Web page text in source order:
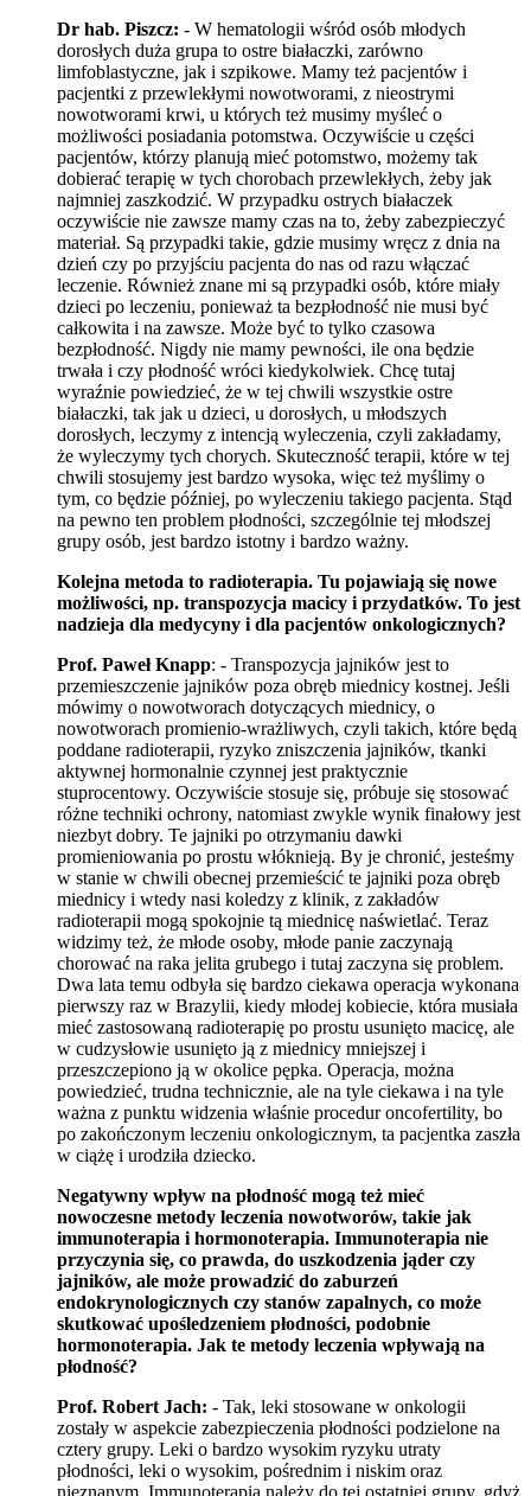
Dr hab. Piszcz: - W hematologii wśród osób młodych
dorosłych duża grupa to ostre białaczki, zarówno
limfoblastyczne, jak i szpikowe. Mamy też pacjentów i
pacjentki z przewlekłymi nowotworami, z nieostrymi
nowotworami krwi, u których też musimy myśleć o
możliwości posiadania potomstwa. Oczywiście u części
pacjentów, którzy planują mieć potomstwo, możemy tak
dobierać terapię w tych chorobach przewlekłych, żeby jak
najmniej zaszkodzić. W przypadku ostrych białaczek
oczywiście nie zawsze mamy czas na to, żeby zabezpieczyć
materiał. Są przypadki takie, gdzie musimy wręcz z dnia na
dzień czy po przyjściu pacjenta do nas od razu włączać
leczenie. Również znane mi są przypadki osób, które miały
dzieci po leczeniu, ponieważ ta bezpłodność nie musi być
całkowita i na zawsze. Może być to tylko czasowa
bezpłodność. Nigdy nie mamy pewności, ile ona będzie
trwała i czy płodność wróci kiedykolwiek. Chcę tutaj
wyraźnie powiedzieć, że w tej chwili wszystkie ostre
białaczki, tak jak u dzieci, u dorosłych, u młodszych
dorosłych, leczymy z intencją wyleczenia, czyli zakładamy,
że wyleczymy tych chorych. Skuteczność terapii, które w tej
chwili stosujemy jest bardzo wysoka, więc też myślimy o
tym, co będzie później, po wyleczeniu takiego pacjenta. Stąd
na pewno ten problem płodności, szczególnie tej młodszej
grupy osób, jest bardzo istotny i bardzo ważny.
Kolejna metoda to radioterapia. Tu pojawiają się nowe
możliwości, np. transpozycja macicy i przydatków. To jest
nadzieja dla medycyny i dla pacjentów onkologicznych?
Prof. Paweł Knapp: - Transpozycja jajników jest to
przemieszczenie jajników poza obręb miednicy kostnej. Jeśli
mówimy o nowotworach dotyczących miednicy, o
nowotworach promienio-wrażliwych, czyli takich, które będą
poddane radioterapii, ryzyko zniszczenia jajników, tkanki
aktywnej hormonalnie czynnej jest praktycznie
stuprocentowy. Oczywiście stosuje się, próbuje się stosować
różne techniki ochrony, natomiast zwykle wynik finałowy jest
niezbyt dobry. Te jajniki po otrzymaniu dawki
promieniowania po prostu włóknieją. By je chronić, jesteśmy
w stanie w chwili obecnej przemieścić te jajniki poza obręb
miednicy i wtedy nasi koledzy z klinik, z zakładów
radioterapii mogą spokojnie tą miednicę naświetlać. Teraz
widzimy też, że młode osoby, młode panie zaczynają
chorować na raka jelita grubego i tutaj zaczyna się problem.
Dwa lata temu odbyła się bardzo ciekawa operacja wykonana
pierwszy raz w Brazylii, kiedy młodej kobiecie, która musiała
mieć zastosowaną radioterapię po prostu usunięto macicę, ale
w cudzysłowie usunięto ją z miednicy mniejszej i
przeszczepiono ją w okolice pępka. Operacja, można
powiedzieć, trudna technicznie, ale na tyle ciekawa i na tyle
ważna z punktu widzenia właśnie procedur oncofertility, bo
po zakończonym leczeniu onkologicznym, ta pacjentka zaszła
w ciążę i urodziła dziecko.
Negatywny wpływ na płodność mogą też mieć
nowoczesne metody leczenia nowotworów, takie jak
immunoterapia i hormonoterapia. Immunoterapia nie
przyczynia się, co prawda, do uszkodzenia jąder czy
jajników, ale może prowadzić do zaburzeń
endokrynologicznych czy stanów zapalnych, co może
skutkować upośledzeniem płodności, podobnie
hormonoterapia. Jak te metody leczenia wpływają na
płodność?
Prof. Robert Jach: - Tak, leki stosowane w onkologii
zostały w aspekcie zabezpieczenia płodności podzielone na
cztery grupy. Leki o bardzo wysokim ryzyku utraty
płodności, leki o wysokim, pośrednim i niskim oraz
nieznanym. Immunoterapia należy do tej ostatniej grupy, gdyż